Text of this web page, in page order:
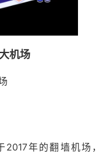
机场
年的翻墙机场，